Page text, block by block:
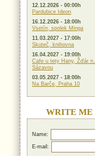
12.12.2026 - 00:00h
Pardubice Ideon
16.12.2026 - 18:00h
Vsetín, spolek Minga
11.03.2027 - 17:00h
Skuteč, knihovna
16.04.2027 - 19:00h
Cafe u tety Hany, Žďár n.
Sázavou
03.05.2027 - 18:00h
Na Barče, Praha 10
WRITE ME
Name:
E-mail: